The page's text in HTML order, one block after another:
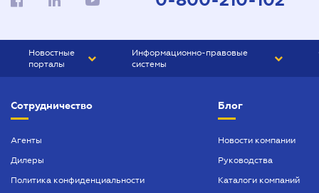
Новостные
порталы
БИЗНЕС
Информационно-правовые
системы
БУХГАЛТЕР ПРОФ
ЮРИСТ ПРОФ
Сотрудничество
Агенты
Дилеры
Политика конфиденциальности
Блог
Новости компании
Руководства
Каталоги компаний